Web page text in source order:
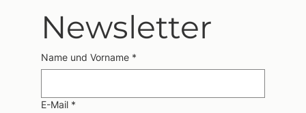
Newsletter
Name und Vorname *
E-Mail *